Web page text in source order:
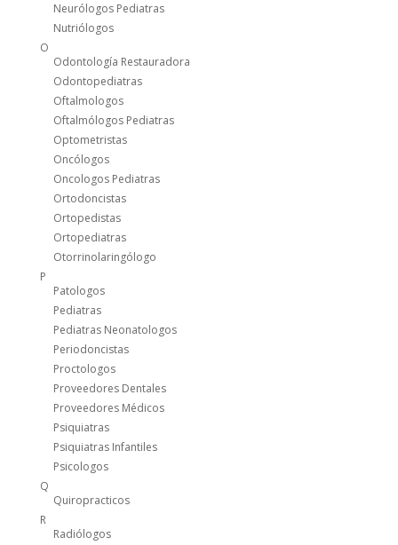
Neurólogos Pediatras
Nutriólogos
O
Odontología Restauradora
Odontopediatras
Oftalmologos
Oftalmólogos Pediatras
Optometristas
Oncólogos
Oncologos Pediatras
Ortodoncistas
Ortopedistas
Ortopediatras
Otorrinolaringólogo
P
Patologos
Pediatras
Pediatras Neonatologos
Periodoncistas
Proctologos
Proveedores Dentales
Proveedores Médicos
Psiquiatras
Psiquiatras Infantiles
Psicologos
Q
Quiropracticos
R
Radiólogos